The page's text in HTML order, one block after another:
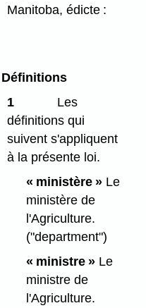
Manitoba, édicte :
Définitions
1
Les
définitions qui
suivent s'appliquent
à la présente loi.
« ministère »Le
ministère de
l'Agriculture.
("department")
« ministre »Le
ministre de
l'Agriculture.